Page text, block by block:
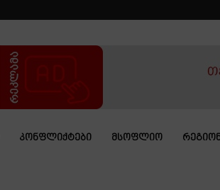
ᲙᲝᲜᲤᲚᲘᲥᲢᲔᲑᲘ ᲛᲡᲝᲤᲚᲘᲝ